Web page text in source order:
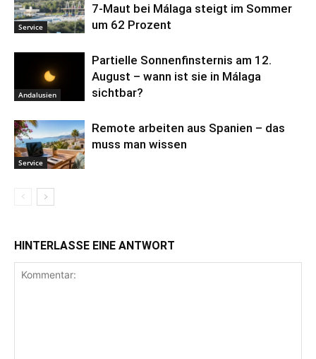
Service
7-Maut bei Málaga steigt im Sommer
um 62 Prozent
Andalusien
Partielle Sonnenfinsternis am 12.
August – wann ist sie in Málaga
sichtbar?
Service
Remote arbeiten aus Spanien – das
muss man wissen
HINTERLASSE EINE ANTWORT